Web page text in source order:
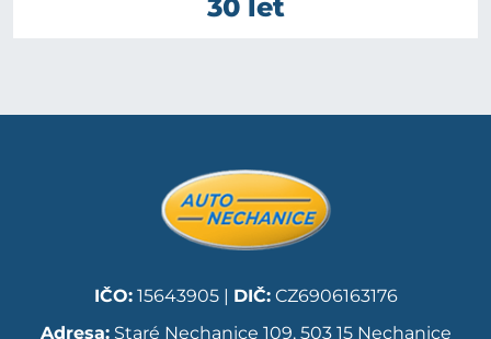
30 let
IČO:15643905 | DIČ:CZ6906163176
Adresa:Staré Nechanice 109, 503 15 Nechanice